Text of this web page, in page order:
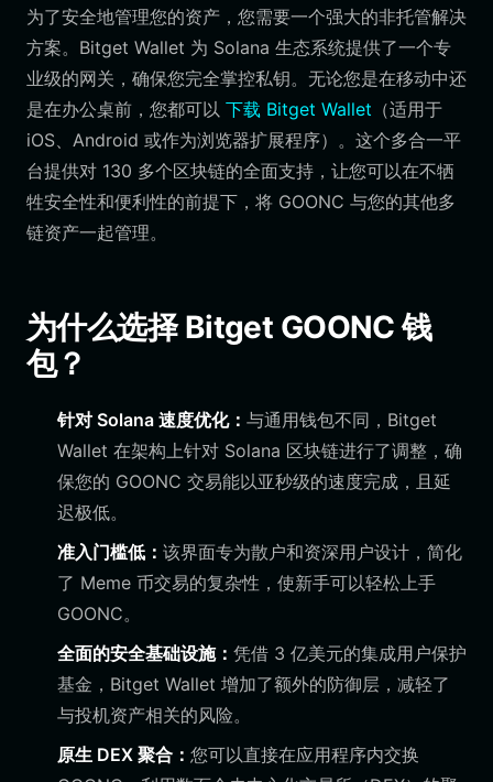
为了安全地管理您的资产，您需要一个强大的非托管解决
方案。Bitget Wallet 为 Solana 生态系统提供了一个专
业级的网关，确保您完全掌控私钥。无论您是在移动中还
是在办公桌前，您都可以 下载 Bitget Wallet （适用于
iOS、Android 或作为浏览器扩展程序）。这个多合一平
台提供对 130 多个区块链的全面支持，让您可以在不牺
牲安全性和便利性的前提下，将 GOONC 与您的其他多
链资产一起管理。
为什么选择 Bitget GOONC 钱
包？
针对 Solana 速度优化： 与通用钱包不同，Bitget
Wallet 在架构上针对 Solana 区块链进行了调整，确
保您的 GOONC 交易能以亚秒级的速度完成，且延
迟极低。
准入门槛低： 该界面专为散户和资深用户设计，简化
了 Meme 币交易的复杂性，使新手可以轻松上手
GOONC。
全面的安全基础设施： 凭借 3 亿美元的集成用户保护
基金，Bitget Wallet 增加了额外的防御层，减轻了
与投机资产相关的风险。
原生 DEX 聚合： 您可以直接在应用程序内交换